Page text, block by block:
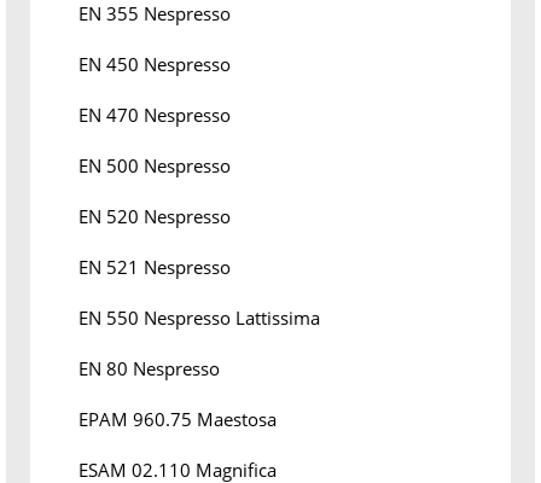
EN 355 Nespresso
EN 450 Nespresso
EN 470 Nespresso
EN 500 Nespresso
EN 520 Nespresso
EN 521 Nespresso
EN 550 Nespresso Lattissima
EN 80 Nespresso
EPAM 960.75 Maestosa
ESAM 02.110 Magnifica